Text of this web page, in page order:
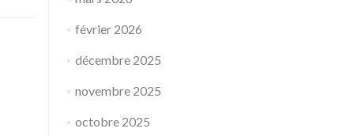
février 2026
décembre 2025
novembre 2025
octobre 2025